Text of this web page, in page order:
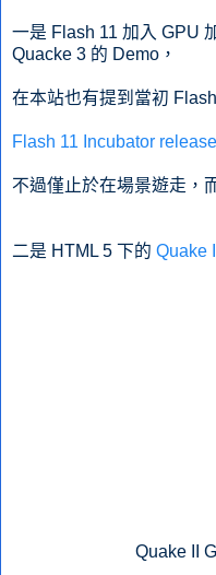
一是 Flash 11 加入 GPU
Quacke 3 的 Demo，
在本站也有提到當初
Flash 11 Incubator
不過僅止於在場景遊走，
二是 HTML 5 下的 Quake
Quake II